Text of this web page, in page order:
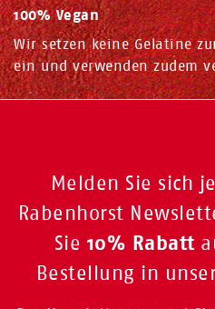
100% Vegan
Wir setzen keine Gelatine
ein und verwenden zudem
Melden Sie sich
Rabenhorst
Sie 10% Rabatt
Bestellung in